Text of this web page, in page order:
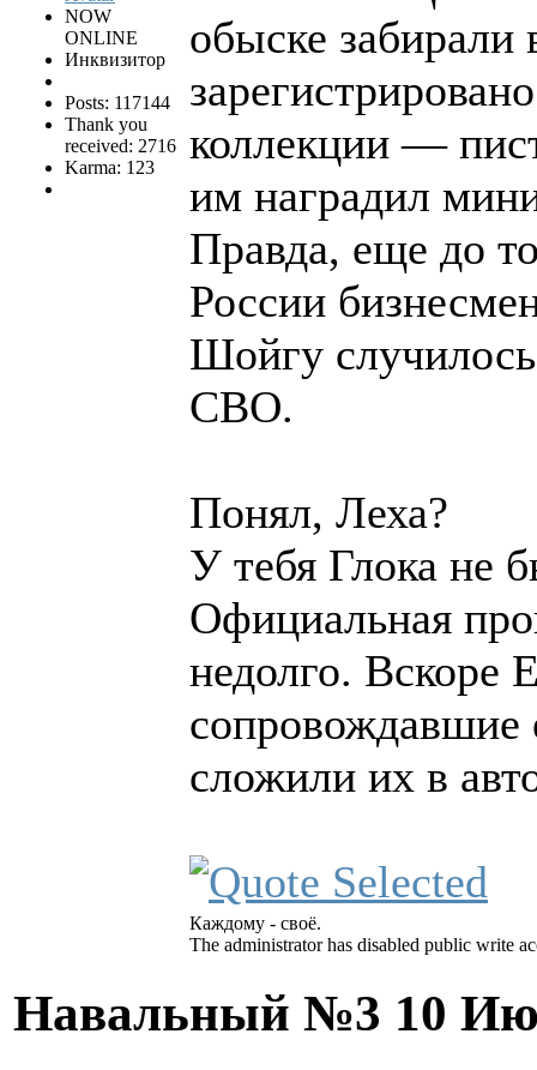
NOW
ONLINE
Инквизитор
Posts: 117144
Thank you
received: 2716
Karma: 123
обыске
коллекции —
им наградил
Правда, еще до
России
Шойгу
СВО.
Понял, Леха?
У тебя Глока не
Официальная
недолго. Вскоре
сопровождавшие
сложили их в
Каждому - своё.
The administrator has disabled public write
Навальный №3 10